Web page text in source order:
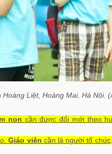
Liệt, Hoàng Mai, Hà Nội.
non cần được đổi mới theo
Giáo viên cần là người tổ